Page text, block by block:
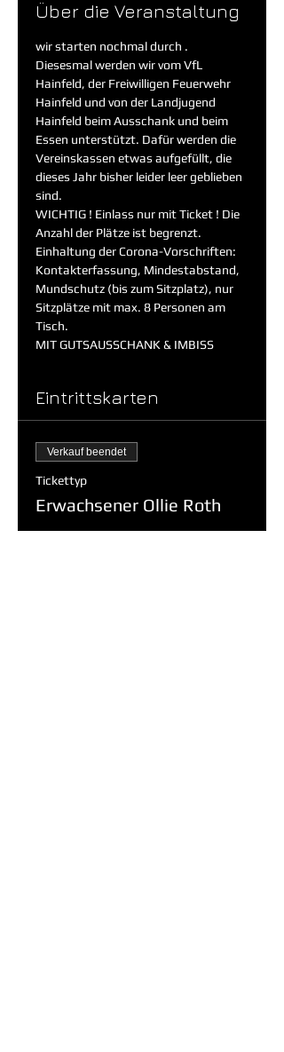
Über die Veranstaltung
wir starten nochmal durch .
Diesesmal werden wir vom VfL
Hainfeld, der Freiwilligen Feuerwehr
Hainfeld und von der Landjugend
Hainfeld beim Ausschank und beim
Essen unterstützt. Dafür werden die
Vereinskassen etwas aufgefüllt, die
dieses Jahr bisher leider leer geblieben
sind.
WICHTIG ! Einlass nur mit Ticket ! Die
Anzahl der Plätze ist begrenzt.
Einhaltung der Corona-Vorschriften:
Kontakterfassung, Mindestabstand,
Mundschutz (bis zum Sitzplatz), nur
Sitzplätze mit max. 8 Personen am
Tisch.
MIT GUTSAUSSCHANK & IMBISS
Eintrittskarten
Verkauf beendet
Tickettyp
Erwachsener Ollie Roth